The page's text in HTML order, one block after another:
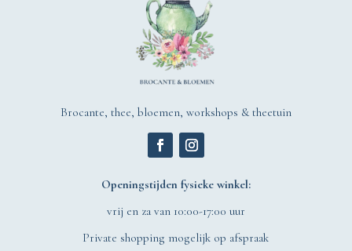
Brocante, thee, bloemen, workshops & theetuin
Openingstijden fysieke winkel:
vrij en za van 10:00-17:00 uur
Private shopping mogelijk op afspraak